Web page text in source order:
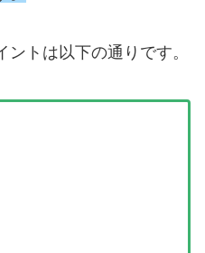
トは以下の通りです。